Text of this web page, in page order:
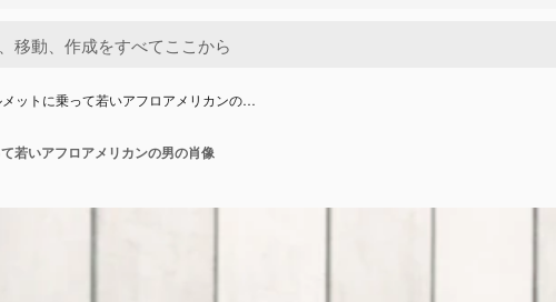
ットに乗って若いアフロアメリカンの…
若いアフロアメリカンの男の肖像